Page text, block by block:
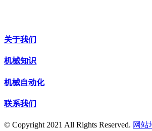
关于我们
机械知识
机械自动化
联系我们
© Copyright 2021 All Rights Reserved. 网站